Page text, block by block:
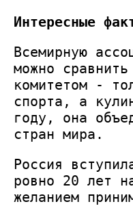
Интересные
Всемирную
можно
комитетом -
спорта, а
году, она
стран мира.
Россия
ровно 20 лет
желанием